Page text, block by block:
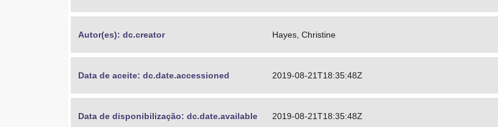
Autor(es): dc.creator Hayes, Christine
Data de aceite: dc.date.accessioned 2019-08-21T18:35:48Z
Data de disponibilização: dc.date.available 2019-08-21T18:35:48Z